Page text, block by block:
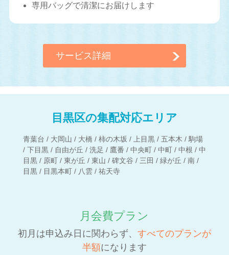
専用バッグで清潔にお届けします
サービス詳細
目黒区の集配対応エリア
青葉台 / 大岡山 / 大橋 / 柿の木坂 / 上目黒 / 五本木 / 駒場
/ 下目黒 / 自由が丘 / 洗足 / 鷹番 / 中央町 / 中町 / 中根 / 中
目黒 / 原町 / 東が丘 / 東山 / 碑文谷 / 三田 / 緑が丘 / 南 /
目黒 / 目黒本町 / 八雲 / 祐天寺
月会費プラン
初月は申込み日に関わらず、 すべてのプランが
半額になります